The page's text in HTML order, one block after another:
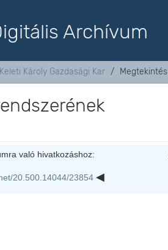
Archívum
Keleti Károly Gazdasági Kar Megtekintés
való hivatkozáshoz:
20.500.14044/23854